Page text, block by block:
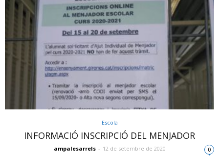
Escola
INFORMACIÓ INSCRIPCIÓ DEL MENJADOR
ampalesarrels - 12 de setembre de 2020 0